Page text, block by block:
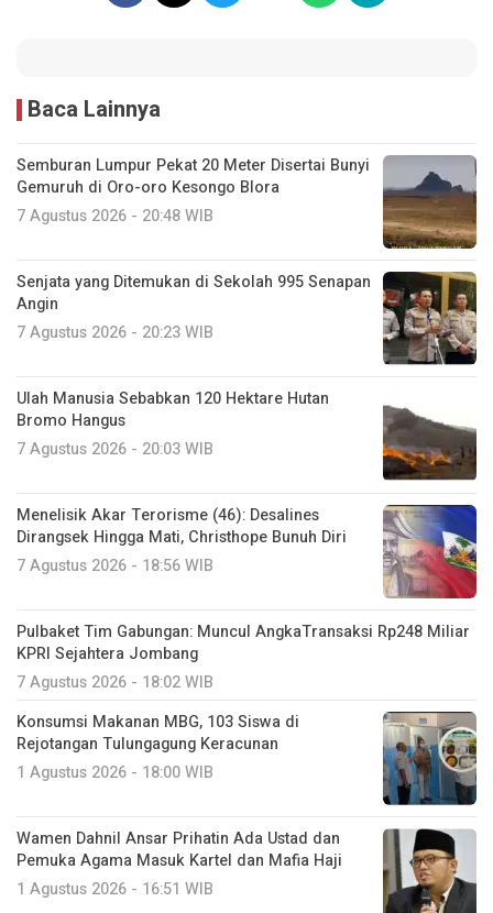
Baca Lainnya
Semburan Lumpur Pekat 20 Meter Disertai Bunyi
Gemuruh di Oro-oro Kesongo Blora
7 Agustus 2026 - 20:48 WIB
Senjata yang Ditemukan di Sekolah 995 Senapan
Angin
7 Agustus 2026 - 20:23 WIB
Ulah Manusia Sebabkan 120 Hektare Hutan
Bromo Hangus
7 Agustus 2026 - 20:03 WIB
Menelisik Akar Terorisme (46): Desalines
Dirangsek Hingga Mati, Christhope Bunuh Diri
7 Agustus 2026 - 18:56 WIB
Pulbaket Tim Gabungan: Muncul AngkaTransaksi Rp248 Miliar
KPRI Sejahtera Jombang
7 Agustus 2026 - 18:02 WIB
Konsumsi Makanan MBG, 103 Siswa di
Rejotangan Tulungagung Keracunan
1 Agustus 2026 - 18:00 WIB
Wamen Dahnil Ansar Prihatin Ada Ustad dan
Pemuka Agama Masuk Kartel dan Mafia Haji
1 Agustus 2026 - 16:51 WIB